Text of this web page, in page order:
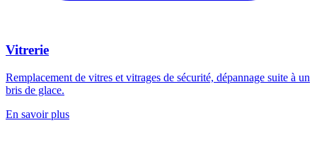
Vitrerie
Remplacement de vitres et vitrages de sécurité, dépannage suite à un
bris de glace.
En savoir plus